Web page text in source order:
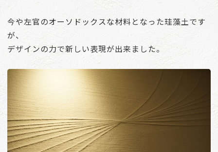
今や左官のオーソドックスな材料となった珪藻土です
が、
デザインの力で新しい表現が出来ました。